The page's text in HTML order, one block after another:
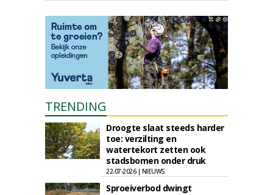
TRENDING
Droogte slaat steeds harder
toe: verzilting en
watertekort zetten ook
stadsbomen onder druk
22-07-2026 | NIEUWS
Sproeiverbod dwingt